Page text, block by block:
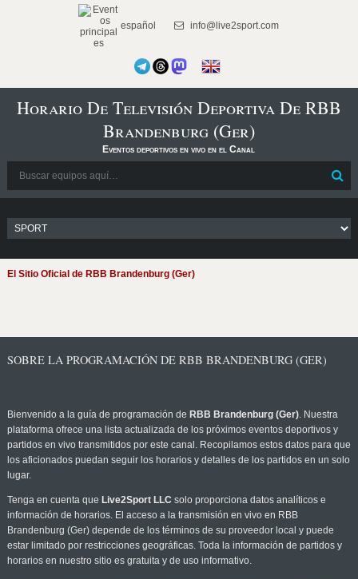
español info@live2sport.com
Horario De Televisión Deportiva De RBB
Brandenburg (Ger)
Eventos deportivos en vivo en el Canal
El Sitio Oficial de RBB Brandenburg (Ger)
SOBRE LA PROGRAMACIÓN DE RBB BRANDENBURG (GER)
Bienvenido a la guía de programación de RBB Brandenburg (Ger). Nuestra
plataforma ofrece una lista actualizada de los próximos eventos deportivos y
partidos en vivo transmitidos por este canal. Recopilamos estos datos para que
los aficionados puedan seguir los horarios y detalles de los partidos en un solo
lugar.
Tenga en cuenta que Live2Sport LLC solo proporciona datos analíticos e
información de horarios. El acceso a la transmisión en vivo en RBB
Brandenburg (Ger) depende de los términos de su proveedor local y puede
estar limitado por restricciones geográficas. Toda la información de partidos y
horarios en nuestro sitio es gratuita y de uso informativo.